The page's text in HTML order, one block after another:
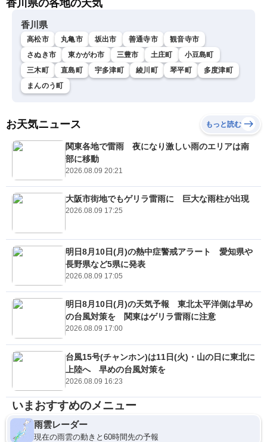
香川県の各地の天気
香川県
高松市 丸亀市 坂出市 善通寺市
観音寺市
さぬき市
東かがわ市 三豊市 土庄町
小豆島町
三木町
直島町 宇多津町 綾川町 琴平町
多度津町
まんのう町
お天気ニュース もっと読む
関東各地で雷雨 夜になり激しい雨のエリアは南
部に移動
2026.08.09 20:21
大阪市街地でもゲリラ雷雨に 巨大な雨柱が出現
2026.08.09 17:25
明日8月10日(月)の熱中症警戒アラート 愛知県や
長野県など5県に発表
2026.08.09 17:05
明日8月10日(月)の天気予報 東北太平洋側は早め
の台風対策を 関東はゲリラ雷雨に注意
2026.08.09 17:00
台風15号(チャンホン)は11日(火)・山の日に東北に
上陸へ 早めの台風対策を
2026.08.09 16:23
いまおすすめのメニュー
雨雲レーダー
現在の雨雲の動きと60時間先の予報